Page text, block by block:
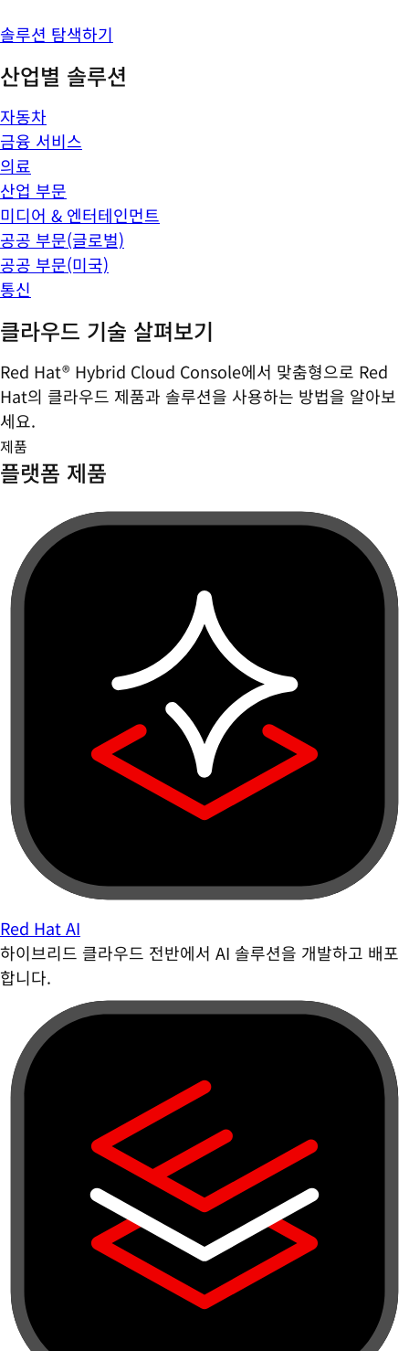
솔루션 탐색하기
산업별 솔루션
자동차
금융 서비스
의료
산업 부문
미디어 & 엔터테인먼트
공공 부문(글로벌)
공공 부문(미국)
통신
클라우드 기술 살펴보기
Red Hat® Hybrid Cloud Console에서 맞춤형으로 Red
Hat의 클라우드 제품과 솔루션을 사용하는 방법을 알아보
세요.
제품
플랫폼 제품
Red Hat AI
하이브리드 클라우드 전반에서 AI 솔루션을 개발하고 배포
합니다.